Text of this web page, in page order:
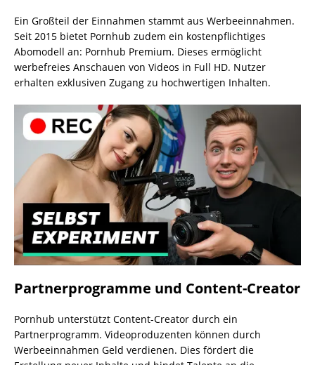
Ein Großteil der Einnahmen stammt aus Werbeeinnahmen.
Seit 2015 bietet Pornhub zudem ein kostenpflichtiges
Abomodell an: Pornhub Premium. Dieses ermöglicht
werbefreies Anschauen von Videos in Full HD. Nutzer
erhalten exklusiven Zugang zu hochwertigen Inhalten.
Partnerprogramme und Content-Creator
Pornhub unterstützt Content-Creator durch ein
Partnerprogramm. Videoproduzenten können durch
Werbeeinnahmen Geld verdienen. Dies fördert die